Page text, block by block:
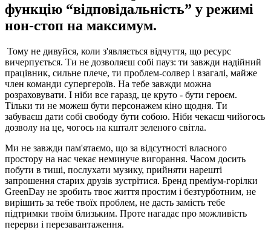
функцію “відповідальність” у режимі
нон-стоп на максимум.
Тому не дивуйся, коли з'являється відчуття, що ресурс
вичерпується. Ти не дозволяєш собі пауз: ти завжди надійний
працівник, сильне плече, ти проблем-солвер і взагалі, майже
член команди супергероїв. На тебе завжди можна
розраховувати. І ніби все гаразд, це круто - бути героєм.
Тільки ти не можеш бути персонажем кіно щодня. Ти
забуваєш дати собі свободу бути собою. Ніби чекаєш чийогось
дозволу на це, чогось на кшталт зеленого світла.
Ми не завжди пам'ятаємо, що за відсутності власного
простору на нас чекає неминуче вигорання. Часом досить
побути в тиші, послухати музику, прийняти нарешті
запрошення старих друзів зустрітися. Бренд преміум-горілки
GreenDay не зробить твоє життя простим і безтурботним, не
вирішить за тебе твоїх проблем, не дасть замість тебе
підтримки твоїм близьким. Проте нагадає про можливість
перерви і перезавантаження.